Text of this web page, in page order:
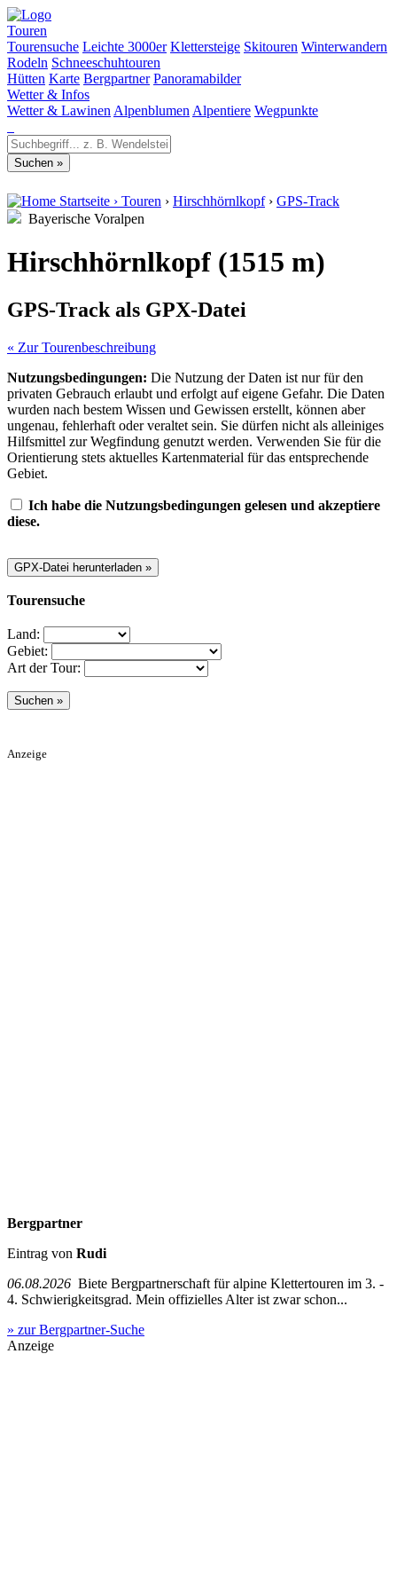
Touren
Tourensuche Leichte 3000er Klettersteige Skitouren Winterwandern
Rodeln Schneeschuhtouren
Hütten Karte Bergpartner Panoramabilder
Wetter & Infos
Wetter & Lawinen Alpenblumen Alpentiere Wegpunkte
Startseite › Touren › Hirschhörnlkopf › GPS-Track
Bayerische Voralpen
Hirschhörnlkopf (1515 m)
GPS-Track als GPX-Datei
« Zur Tourenbeschreibung
Nutzungsbedingungen: Die Nutzung der Daten ist nur für den
privaten Gebrauch erlaubt und erfolgt auf eigene Gefahr. Die Daten
wurden nach bestem Wissen und Gewissen erstellt, können aber
ungenau, fehlerhaft oder veraltet sein. Sie dürfen nicht als alleiniges
Hilfsmittel zur Wegfindung genutzt werden. Verwenden Sie für die
Orientierung stets aktuelles Kartenmaterial für das entsprechende
Gebiet.
Ich habe die Nutzungsbedingungen gelesen und akzeptiere
diese.
Tourensuche
Land:
Gebiet:
Art der Tour:
Anzeige
Bergpartner
Eintrag von Rudi
06.08.2026 Biete Bergpartnerschaft für alpine Klettertouren im 3. -
4. Schwierigkeitsgrad. Mein offizielles Alter ist zwar schon...
» zur Bergpartner-Suche
Anzeige